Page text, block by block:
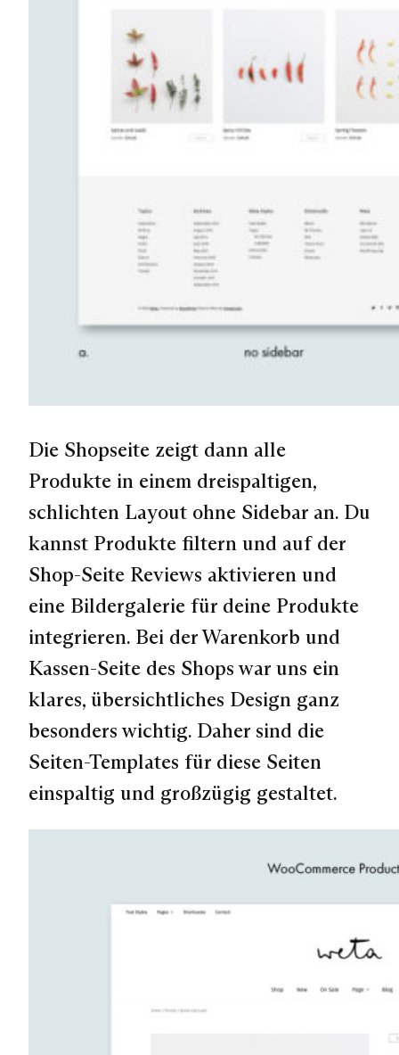
Die Shopseite zeigt dann alle
Produkte in einem dreispaltigen,
schlichten Layout ohne Sidebar an. Du
kannst Produkte filtern und auf der
Shop-Seite Reviews aktivieren und
eine Bildergalerie für deine Produkte
integrieren. Bei der Warenkorb und
Kassen-Seite des Shops war uns ein
klares, übersichtliches Design ganz
besonders wichtig. Daher sind die
Seiten-Templates für diese Seiten
einspaltig und großzügig gestaltet.